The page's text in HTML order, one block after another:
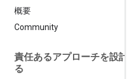
概要
Community
責任あるアプローチを設計す
る